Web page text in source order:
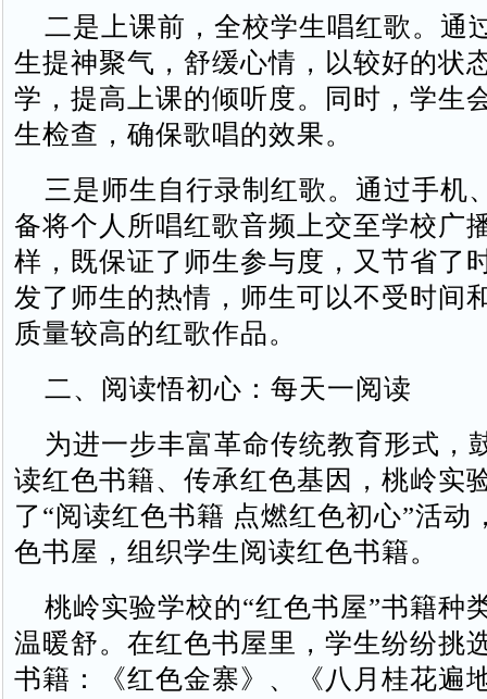
二是上课前，全校学生唱红歌。通
生提神聚气，舒缓心情，以较好的状
学，提高上课的倾听度。同时，学生
生检查，确保歌唱的效果。
三是师生自行录制红歌。通过手机
备将个人所唱红歌音频上交至学校广
样，既保证了师生参与度，又节省了
发了师生的热情，师生可以不受时间
质量较高的红歌作品。
二、阅读悟初心：每天一阅读
为进一步丰富革命传统教育形式，
读红色书籍、传承红色基因，桃岭实
了“阅读红色书籍 点燃红色初心”活动
色书屋，组织学生阅读红色书籍。
桃岭实验学校的“红色书屋”书籍种
温暖舒。在红色书屋里，学生纷纷挑
书籍：《红色金寨》、《八月桂花遍